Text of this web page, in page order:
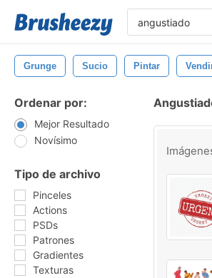
Grunge Sucio Pintar
Ordenar por:
Mejor Resultado
Novísimo
Tipo de archivo
Pinceles
Actions
PSDs
Patrones
Gradientes
Texturas